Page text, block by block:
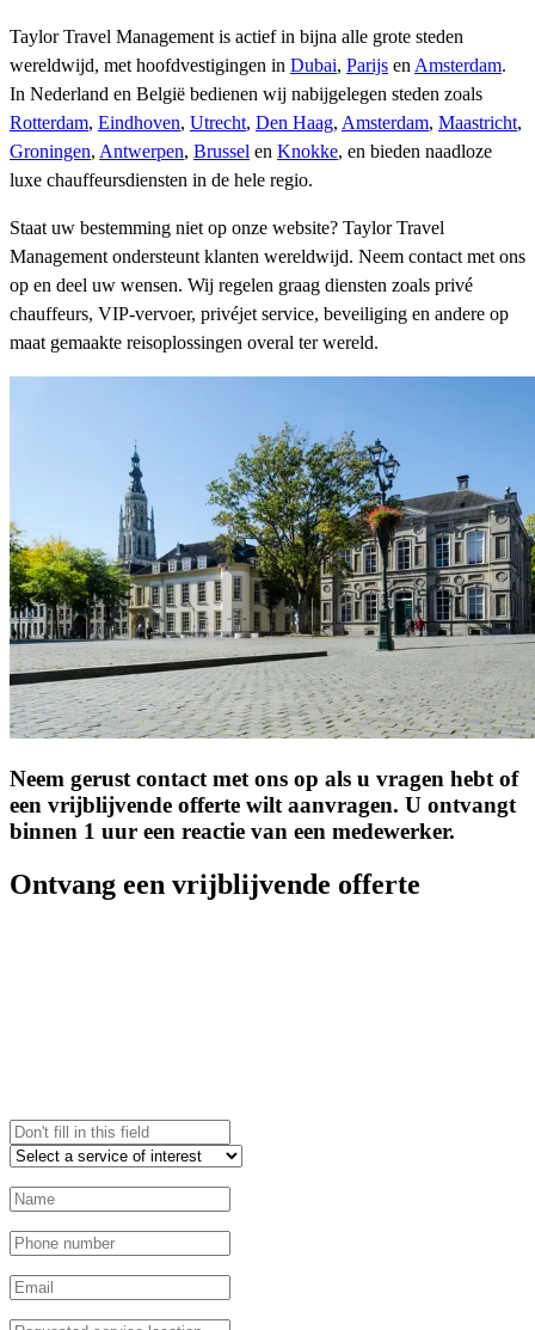
Taylor Travel Management is actief in bijna alle grote steden
wereldwijd, met hoofdvestigingen in Dubai, Parijs en Amsterdam.
In Nederland en België bedienen wij nabijgelegen steden zoals
Rotterdam, Eindhoven, Utrecht, Den Haag, Amsterdam, Maastricht,
Groningen, Antwerpen, Brussel en Knokke, en bieden naadloze
luxe chauffeursdiensten in de hele regio.
Staat uw bestemming niet op onze website? Taylor Travel
Management ondersteunt klanten wereldwijd. Neem contact met ons
op en deel uw wensen. Wij regelen graag diensten zoals privé
chauffeurs, VIP-vervoer, privéjet service, beveiliging en andere op
maat gemaakte reisoplossingen overal ter wereld.
Neem gerust contact met ons op als u vragen hebt of
een vrijblijvende offerte wilt aanvragen. U ontvangt
binnen 1 uur een reactie van een medewerker.
Ontvang een vrijblijvende offerte